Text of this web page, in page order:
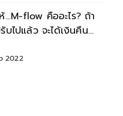
...M-flow คืออะไร? ถ้า
บไปแล้ว จะได้เงินคืน
2022